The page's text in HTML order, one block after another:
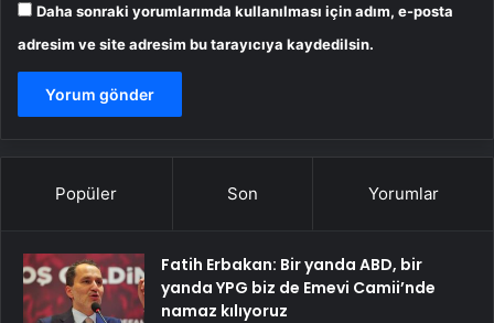
Daha sonraki yorumlarımda kullanılması için adım, e-posta
adresim ve site adresim bu tarayıcıya kaydedilsin.
Popüler Son Yorumlar
Fatih Erbakan: Bir yanda ABD, bir
yanda YPG biz de Emevi Camii’nde
namaz kılıyoruz